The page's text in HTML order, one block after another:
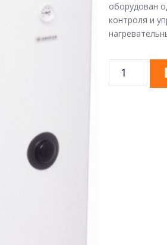
оборудован
контроля и